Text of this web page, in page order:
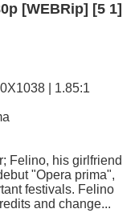
[WEBRip] [5 1]
| 1.85:1
Felino, his girlfriend
"Opera prima",
festivals. Felino
and change...